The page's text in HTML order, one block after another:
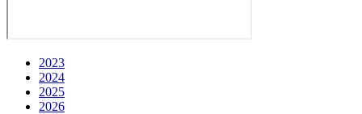
2023
2024
2025
2026